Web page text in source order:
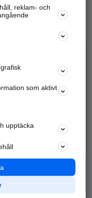
mm.
företaget
annonsera mot
nära dig.
sökningar
reklam- och
som aktivt
upptäcka